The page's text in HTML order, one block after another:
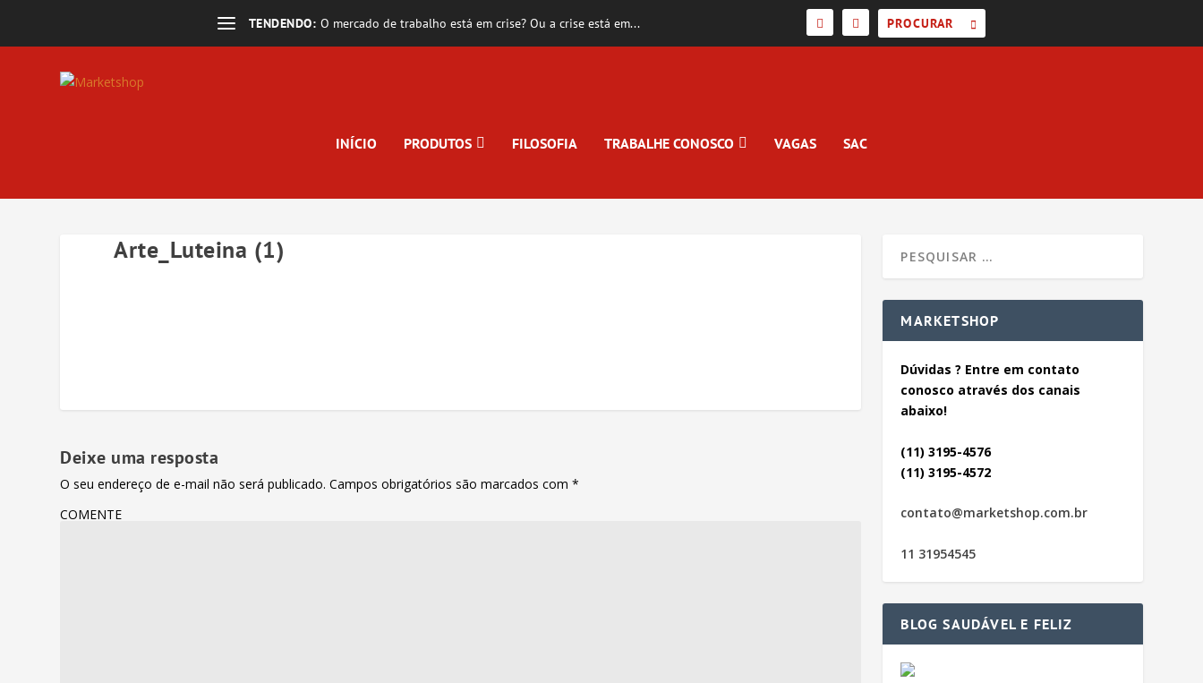
TENDENDO: O mercado de trabalho está em crise? Ou a crise está em...
INÍCIO PRODUTOS FILOSOFIA TRABALHE CONOSCO VAGAS SAC
Arte_Luteina (1)
Deixe uma resposta
O seu endereço de e-mail não será publicado. Campos obrigatórios são marcados com*
COMENTE
MARKETSHOP
Dúvidas ? Entre em contato
conosco através dos canais
abaixo!
(11) 3195-4576
(11) 3195-4572
contato@marketshop.com.br
11 31954545
BLOG SAUDÁVEL E FELIZ